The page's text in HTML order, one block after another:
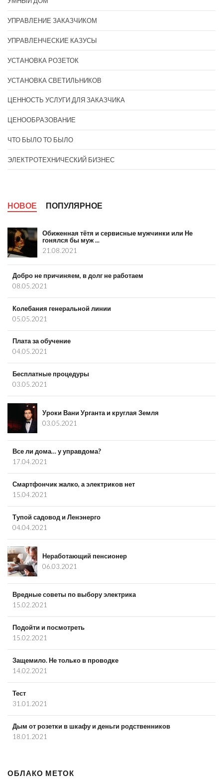
УПРАВЛЕНИЕ ЗАКАЗЧИКОМ
УПРАВЛЕНЧЕСКИЕ КАЗУСЫ
УСТАНОВКА РОЗЕТОК
УСТАНОВКА СВЕТИЛЬНИКОВ
ЦЕННОСТЬ УСЛУГИ ДЛЯ ЗАКАЗЧИКА
ЦЕНООБРАЗОВАНИЕ
ЧТО БЫЛО ТО БЫЛО
ЭЛЕКТРОТЕХНИЧЕСКИЙ БИЗНЕС
НОВОЕ ПОПУЛЯРНОЕ
Обиженная тётя и сервисные мужчинки или Не
гонялся бы муж ...
21.08.2021
Добро не причиняем, в долг не работаем
08.05.2021
Колебания генеральной линии
05.05.2021
Плата за обучение
04.05.2021
Бесплатные процедуры
03.05.2021
Уроки Вани Урганта и круглая Земля
03.05.2021
Все ли дома… у управдома?
17.04.2021
Смартфончик жалко, а электриков нет
15.04.2021
Тупой садовод и Ленэнерго
04.04.2021
Неработающий пенсионер
06.03.2021
Вредные советы по выбору электрика
15.02.2021
Подойти и посмотреть
15.02.2021
Защемило. Не только в проводке
14.02.2021
Тест
31.01.2021
Дым от розетки в шкафу и деньги родственников
18.01.2021
ОБЛАКО МЕТОК